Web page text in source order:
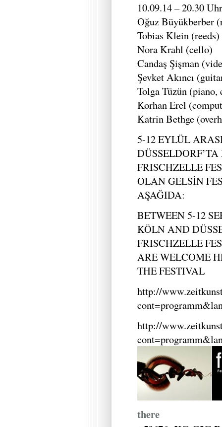
10.09.14 – 20.30 Uhr
Oğuz Büyükberber
Tobias Klein (reeds)
Nora Krahl (cello)
Candaş Şişman
Şevket Akıncı
Tolga Tüzün
Korhan Erel
Katrin Bethge
5-12 EYLÜL
FRISCHZELLE
OLAN GELSİN
AŞAĞIDA:
BETWEEN 5-12
KÖLN AND
FRISCHZELLE
ARE WELCOME
THE FESTIVAL
http://
http://
there